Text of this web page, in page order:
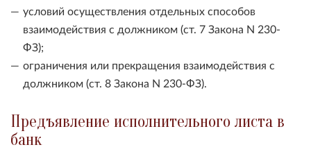
условий осуществления отдельных способов
взаимодействия с должником (ст. 7 Закона N 230-
ФЗ);
ограничения или прекращения взаимодействия с
должником (ст. 8 Закона N 230-ФЗ).
Предъявление исполнительного листа в
банк